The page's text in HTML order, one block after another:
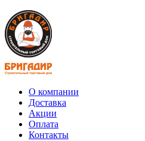
Группа горючести
Класс эмиссии
Класс эмиссии
О компании
Доставка
Акции
Оплата
Контакты